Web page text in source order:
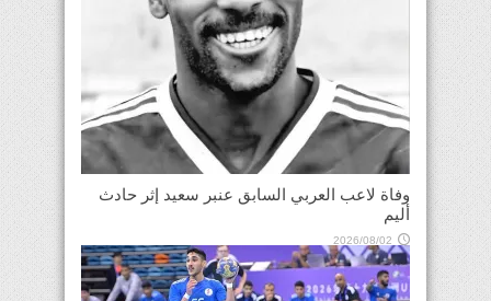
وفاة لاعب العربي السابق عنبر سعيد إثر حادث
أليم
2026/08/02